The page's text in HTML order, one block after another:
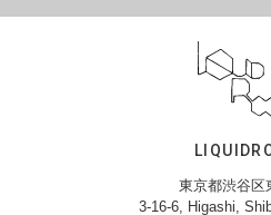
東京都渋谷区
3-16-6, Higashi,